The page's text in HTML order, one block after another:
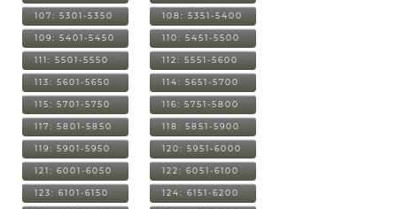
107: 5301-5350 108: 5351-5400
109: 5401-5450 110: 5451-5500
111: 5501-5550 112: 5551-5600
113: 5601-5650 114: 5651-5700
115: 5701-5750 116: 5751-5800
117: 5801-5850 118: 5851-5900
119: 5901-5950 120: 5951-6000
121: 6001-6050 122: 6051-6100
123: 6101-6150 124: 6151-6200